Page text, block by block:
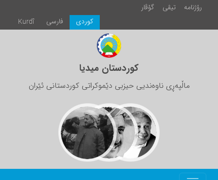
رۆژنامە تیڤی
گۆڤار
Kurdî
فارسی كوردی
کوردستان میدیا
ماڵپەڕی ناوەندیی حیزبی دێموکراتی کوردستانی ئێران